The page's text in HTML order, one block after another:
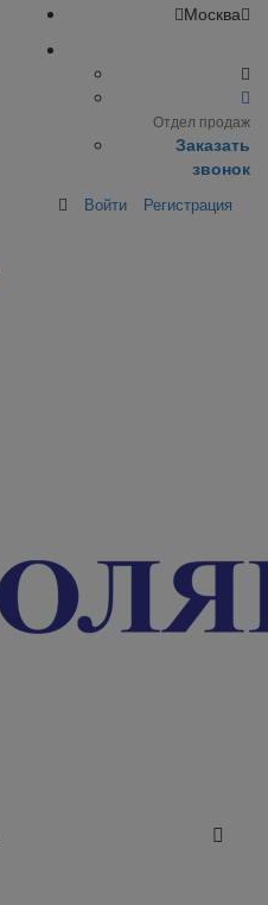
Москва
Отдел продаж
Заказать
звонок
Войти Регистрация